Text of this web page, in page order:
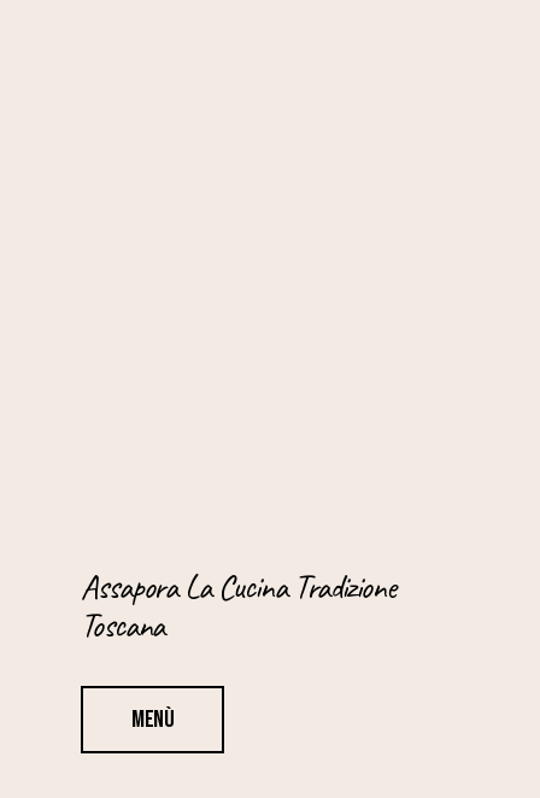
Assapora La Cucina Tradizione
Toscana
Menù